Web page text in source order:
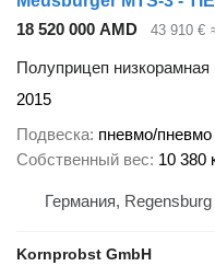
18 520 000 AMD
43 910 €
Полуприцеп
2015
Подвеска пневмо/пневмо
Собственный вес 10 380
Германия, Regensburg
Kornprobst GmbH